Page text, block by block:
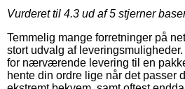
Vurderet til 4.3 ud af 5 stjerner
Temmelig mange forretninger på
stort udvalg af
for nærværende levering til en
hente din ordre lige når det passer